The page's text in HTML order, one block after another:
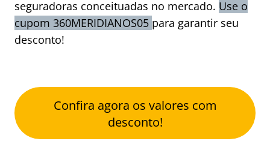
seguradoras conceituadas no mercado. Use o
cupom 360MERIDIANOS05 para garantir seu
desconto!
Confira agora os valores com
desconto!